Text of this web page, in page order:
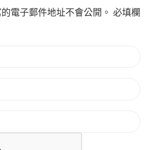
電子郵件地址不會公開。 必填欄